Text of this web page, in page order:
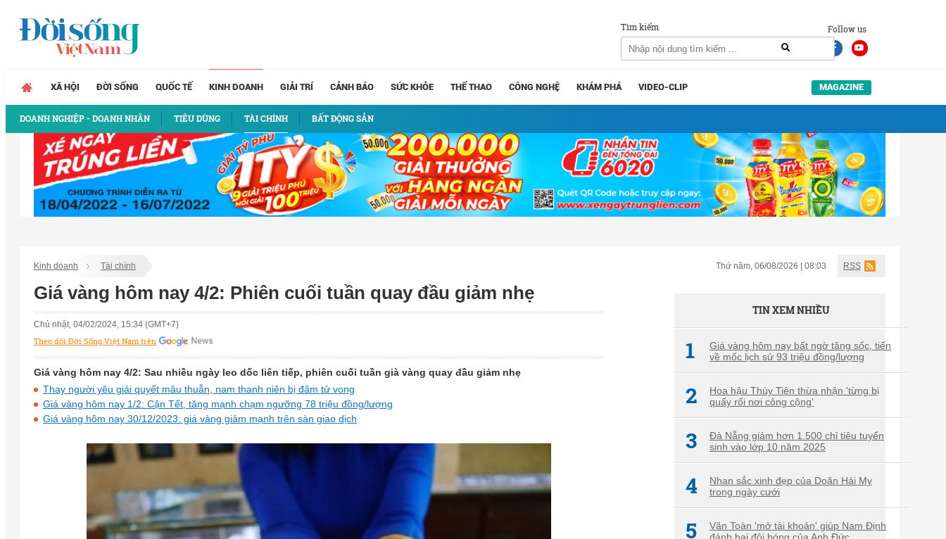
Follow us
Tìm kiếm
XÃ HỘI ĐỜI SỐNG QUỐC TẾ KINH DOANH
DOANH NGHIỆP - DOANH NHÂN TIÊU DÙNG TÀI CHÍNH BẤT ĐỘNG SẢN
GIẢI TRÍ CẢNH BÁO SỨC KHỎE THỂ THAO CÔNG NGHỆ KHÁM PHÁ VIDEO-CLIP MAGAZINE
Kinh doanh Tài chính Thứ năm, 06/08/2026 | 08:03 RSS
Giá vàng hôm nay 4/2: Phiên cuối tuần quay đầu giảm nhẹ
Chủ nhật, 04/02/2024, 15:34 (GMT+7)
Theo dõi Đời Sống Việt Nam trên
Giá vàng hôm nay 4/2: Sau nhiều ngày leo dốc liên tiếp, phiên cuối tuần già vàng quay đầu giảm nhẹ
Thay người yêu giải quyết mâu thuẫn, nam thanh niên bị đâm tử vong
Giá vàng hôm nay 1/2: Cận Tết, tăng mạnh chạm ngưỡng 78 triệu đồng/lượng
Giá vàng hôm nay 30/12/2023: giá vàng giảm mạnh trên sàn giao dịch
TIN XEM NHIỀU
1
Giá vàng hôm nay bất ngờ tăng sốc, tiến
về mốc lịch sử 93 triệu đồng/lượng
2
Hoa hậu Thùy Tiên thừa nhận 'từng bị
quấy rối nơi công cộng'
3
Đà Nẵng giảm hơn 1.500 chỉ tiêu tuyển
sinh vào lớp 10 năm 2025
4
Nhan sắc xinh đẹp của Doãn Hải My
trong ngày cưới
5
Văn Toàn 'mở tài khoản' giúp Nam Định